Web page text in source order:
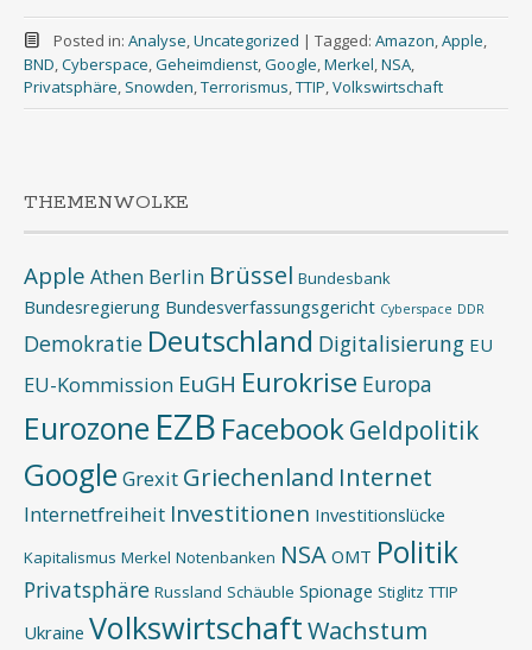
Posted in: Analyse,Uncategorized | Tagged: Amazon,Apple,
BND,Cyberspace,Geheimdienst,Google,Merkel,NSA,
Privatsphäre, Snowden,Terrorismus,TTIP,Volkswirtschaft
THEMENWOLKE
Apple Athen Berlin Brüssel Bundesbank
Bundesregierung Bundesverfassungsgericht Cyberspace DDR
Demokratie Deutschland Digitalisierung EU
EU-Kommission EuGH Eurokrise Europa
Eurozone EZB FacebookGeldpolitik
Google Grexit Griechenland Internet
Internetfreiheit Investitionen Investitionslücke
Kapitalismus Merkel Notenbanken NSA OMT Politik
Privatsphäre Russland Schäuble Spionage Stiglitz TTIP
Ukraine VolkswirtschaftWachstum